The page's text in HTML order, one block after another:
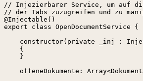
// Injezierbarer Service, um auf
// der Tabs zuzugreifen und zu
@Injectable()
export class OpenDocumentService {
constructor(private _inj :
    {
    }
offeneDokumente: